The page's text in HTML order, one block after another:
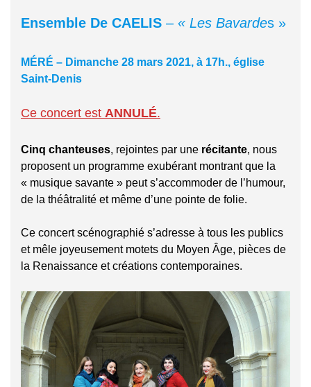
Ensemble De CAELIS –« Les Bavardes »
MÉRÉ – Dimanche 28 mars 2021, à 17h., église
Saint-Denis
Ce concert est ANNULÉ.
Cinq chanteuses, rejointes par une récitante, nous
proposent un programme exubérant montrant que la
« musique savante » peut s’accommoder de l’humour,
de la théâtralité et même d’une pointe de folie.
Ce concert scénographié s’adresse à tous les publics
et mêle joyeusement motets du Moyen Âge, pièces de
la Renaissance et créations contemporaines.